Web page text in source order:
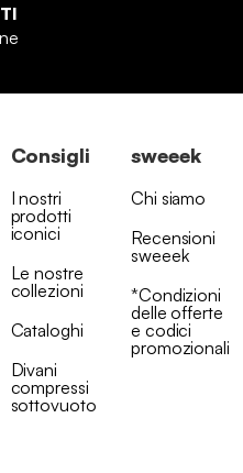
Consigli
I nostri
prodotti
iconici
Le nostre
collezioni
Cataloghi
Divani
compressi
sottovuoto
sweeek
Chi siamo
Recensioni
sweeek
*Condizioni
delle offerte
e codici
promozionali